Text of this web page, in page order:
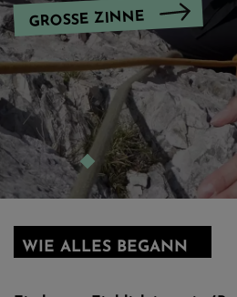
GROSSE ZINNE
WIE ALLES BEGANN